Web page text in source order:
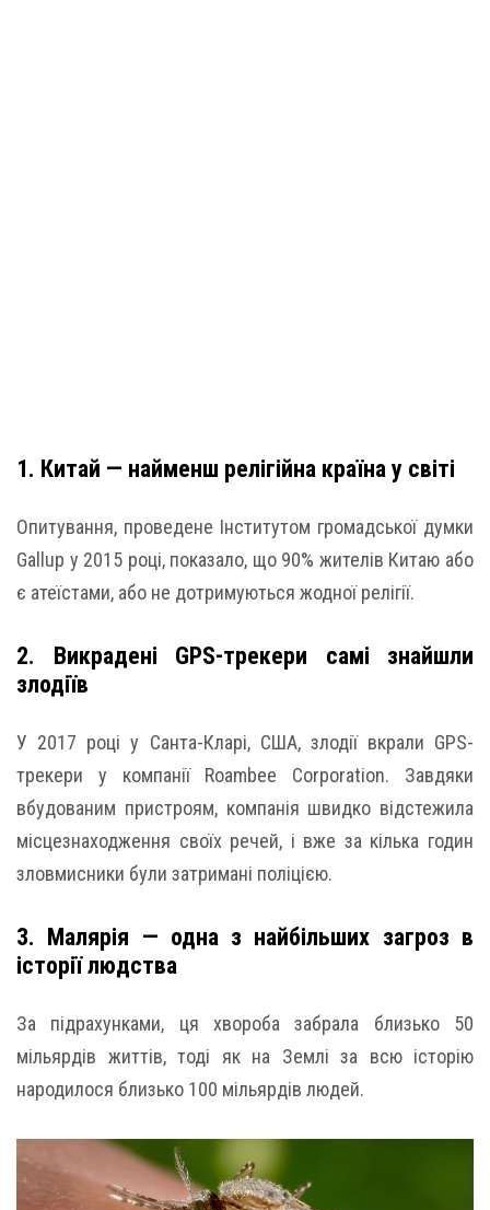
1. Китай — найменш релігійна країна у світі
Опитування, проведене Інститутом громадської думки
Gallup у 2015 році, показало, що 90% жителів Китаю або
є атеїстами, або не дотримуються жодної релігії.
2. Викрадені GPS-трекери самі знайшли
злодіїв
У 2017 році у Санта-Кларі, США, злодії вкрали GPS-
трекери у компанії Roambee Corporation. Завдяки
вбудованим пристроям, компанія швидко відстежила
місцезнаходження своїх речей, і вже за кілька годин
зловмисники були затримані поліцією.
3. Малярія — одна з найбільших загроз в
історії людства
За підрахунками, ця хвороба забрала близько 50
мільярдів життів, тоді як на Землі за всю історію
народилося близько 100 мільярдів людей.